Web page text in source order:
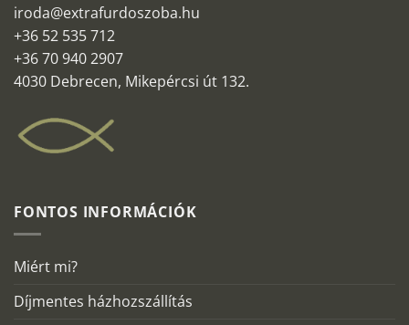
iroda@extrafurdoszoba.hu
+36 52 535 712
+36 70 940 2907
4030 Debrecen, Mikepércsi út 132.
FONTOS INFORMÁCIÓK
Miért mi?
Díjmentes házhozszállítás